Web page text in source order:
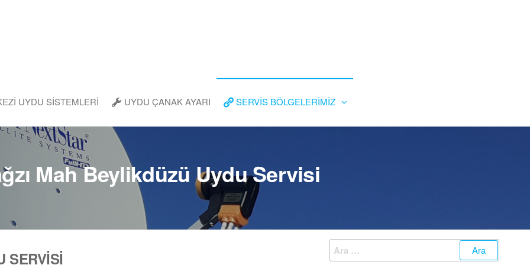
UYDU SİSTEMLERİ UYDU ÇANAK AYARI SERVİS BÖLGELERİMİZ
Mah Beylikdüzü Uydu Servisi
SERVİSİ
Arama: